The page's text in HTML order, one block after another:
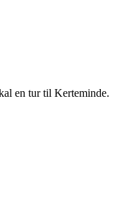
en tur til Kerteminde.